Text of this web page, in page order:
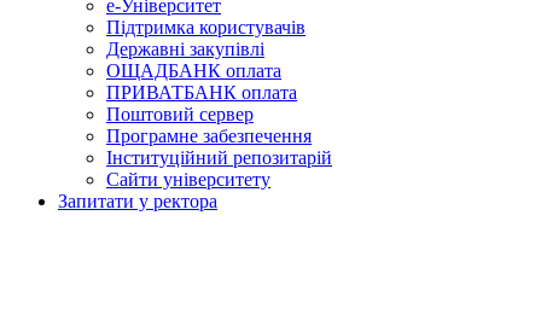
е-Університет
Підтримка користувачів
Державні закупівлі
ОЩАДБАНК оплата
ПРИВАТБАНК оплата
Поштовий сервер
Програмне забезпечення
Інституційний репозитарій
Сайти університету
Запитати у ректора